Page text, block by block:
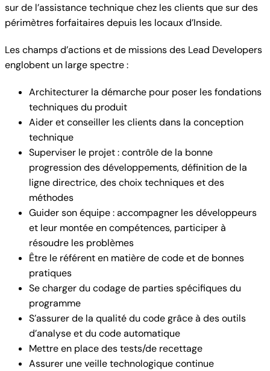
sur de l’assistance technique chez les clients que sur des
périmètres forfaitaires depuis les locaux d’Inside.
Les champs d’actions et de missions des Lead Developers
englobent un large spectre :
Architecturer la démarche pour poser les fondations
techniques du produit
Aider et conseiller les clients dans la conception
technique
Superviser le projet : contrôle de la bonne
progression des développements, définition de la
ligne directrice, des choix techniques et des
méthodes
Guider son équipe : accompagner les développeurs
et leur montée en compétences, participer à
résoudre les problèmes
Être le référent en matière de code et de bonnes
pratiques
Se charger du codage de parties spécifiques du
programme
S’assurer de la qualité du code grâce à des outils
d’analyse et du code automatique
Mettre en place des tests/de recettage
Assurer une veille technologique continue